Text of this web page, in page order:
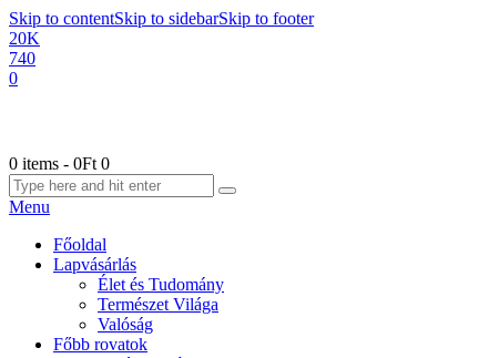
Skip to contentSkip to sidebarSkip to footer
20K
740
0
0 items - 0Ft 0
Menu
Főoldal
Lapvásárlás
Élet és Tudomány
Természet Világa
Valóság
Főbb rovatok